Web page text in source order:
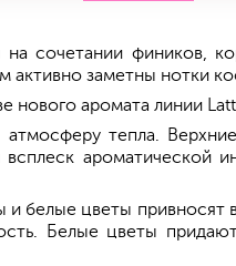
сочетании фиников,
активно заметны нотки
нового аромата линии
тепла.
ароматической
белые цветы
Белые цветы